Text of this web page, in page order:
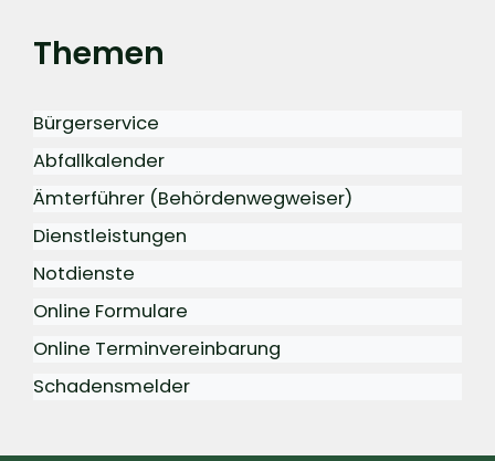
Themen
Bürgerservice
Abfallkalender
Ämterführer (Behördenwegweiser)
Dienstleistungen
Notdienste
Online Formulare
Online Terminvereinbarung
Schadensmelder